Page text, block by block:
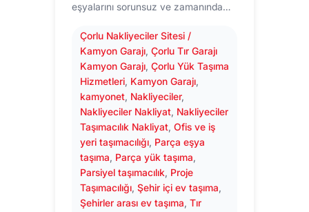
eşyalarını sorunsuz ve zamanında…
Çorlu Nakliyeciler Sitesi /
Kamyon Garajı, Çorlu Tır Garajı
Kamyon Garajı, Çorlu Yük Taşıma
Hizmetleri, Kamyon Garajı
kamyonet, Nakliyeciler
Nakliyeciler Nakliyat, Nakliyeciler
Taşımacılık Nakliyat, Ofis ve iş
yeri taşımacılığı, Parça eşya
taşıma, Parça yük taşıma
Parsiyel taşımacılık, Proje
Taşımacılığı, Şehir içi ev taşıma
Şehirler arası ev taşıma, Tır